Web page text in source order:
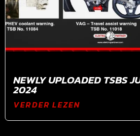
NEWLY UPLOADED TSBS
2024
VERDER LEZEN